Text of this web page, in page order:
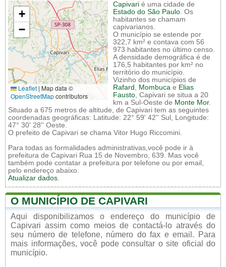
+
−
Leaflet | Map data ©
OpenStreetMapcontributors
Capivari é uma cidade de
Estado do São Paulo. Os
habitantes se chamam
capivarianos.
O município se estende por
322,7 km² e contava com 56
973 habitantes no último censo.
A densidade demográfica é de
176,5 habitantes por km² no
território do município.
Vizinho dos municípios de
Rafard , Mombuca e Elias
Fausto, Capivari se situa a 20
km a Sul-Oeste de Monte Mor.
Situado a 675 metros de altitude, de Capivari tem as seguintes
coordenadas geográficas: Latitude: 22° 59' 42'' Sul, Longitude:
47° 30' 28'' Oeste.
O prefeito de Capivari se chama Vitor Hugo Riccomini.
Para todas as formalidades administrativas,você pode ir à
prefeitura de Capivari Rua 15 de Novembro, 639. Mas você
também pode contatar a prefeitura por telefone ou por email,
pelo endereço abaixo.
Atualizar dados.
O MUNICÍPIO DE CAPIVARI
Aqui disponibilizamos o endereço do município de
Capivari assim como meios de contactá-lo através do
seu número de telefone, número do fax e email. Para
mais informações, você pode consultar o site oficial do
município.